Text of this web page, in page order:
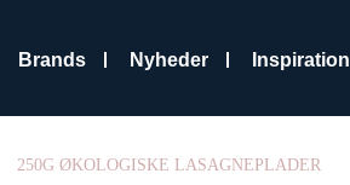
Brands Nyheder Inspiration
250G ØKOLOGISKE LASAGNEPLADER